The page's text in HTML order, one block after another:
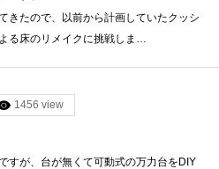
きたので、以前から計画していたクッシ
る床のリメイクに挑戦しま…
1456 view
すが、台が無くて可動式の万力台をDIY